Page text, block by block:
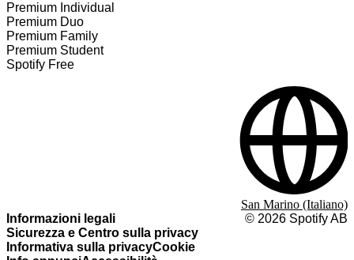
Premium Individual
Premium Duo
Premium Family
Premium Student
Spotify Free
Informazioni legali
Sicurezza e Centro sulla privacy
Informativa sulla privacyCookie
© 2026 Spotify AB
San Marino (Italiano)